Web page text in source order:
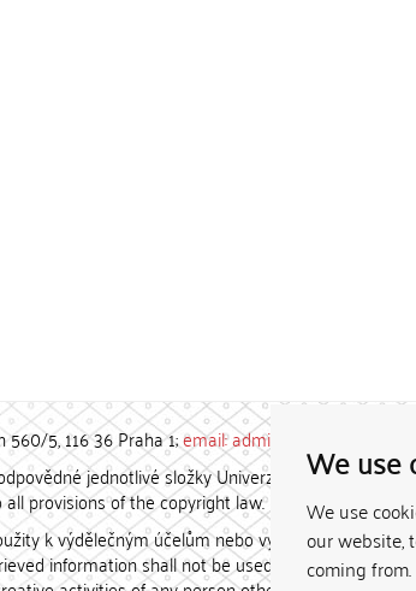
We use
We use
our website,
coming from.
560/5, 116 36 Praha 1;email: admin-repozitar [at]
jednotlivé složky Univerzity Karlovy. /
provisions of the copyright law.
k výdělečným účelům nebo vydávány za
information shall not be used for any